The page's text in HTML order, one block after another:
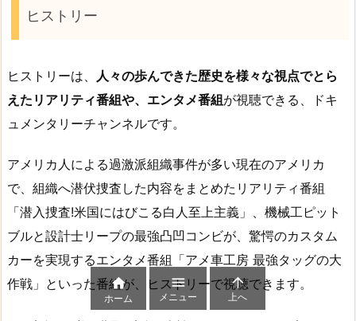
ヒストリー
ヒストリーは、
人々の歩んできた歴史を様々な視点でとら
えたリアリティ番組や、エンタメ番組が視聴できる、ドキ
ュメンタリーチャンネルです。
アメリカ人による過激派組織事件が多い現在のアメリカ
で、組織へ潜伏捜査した内容をまとめたリアリティ番組
「潜入捜査!米国にはびこる白人至上主義」、機械工ピット
ブルと設計士リープの最強凸凹コンビが、驚愕のカスタム
カーを実現するエンタメ番組「アメ車工房 最強タッグの大
作戦」といった番組が、ヒストリーで視聴できます。

ホーム

メニュー

上へ